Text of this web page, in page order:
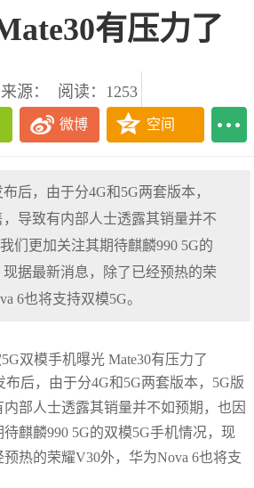
有压力了
来源： 阅读：1253
微博 空间
后，由于分4G和5G两套版本，
，导致有内部人士透露其销量并不
们更加关注其期待麒麟990 5G的
据最新消息，除了已经预热的荣
6也将支持双模5G。
布后，由于分4G和5G两套版本，5G版
部人士透露其销量并不如预期，也因
麒麟990 5G的双模5G手机情况，现
热的荣耀V30外，华为Nova 6也将支